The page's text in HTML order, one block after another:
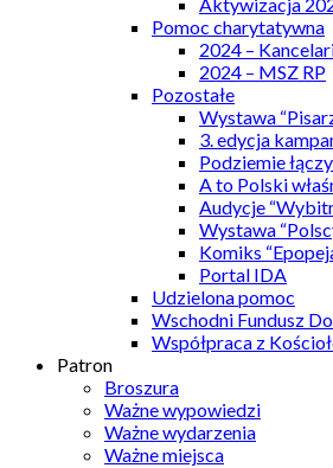
Pomoc charytatywna
2024 –
2024 – MSZ RP
Pozostałe
Wystawa
3. edycja
Podziemie
A to Polski
Audycje
Wystawa
Komiks
Portal IDA
Udzielona pomoc
Wschodni Fundusz
Współpraca z
Patron
Broszura
Ważne wypowiedzi
Ważne wydarzenia
Ważne miejsca